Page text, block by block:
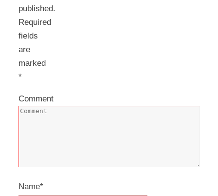
published.
Required
fields
are
marked
*
Comment
Name*